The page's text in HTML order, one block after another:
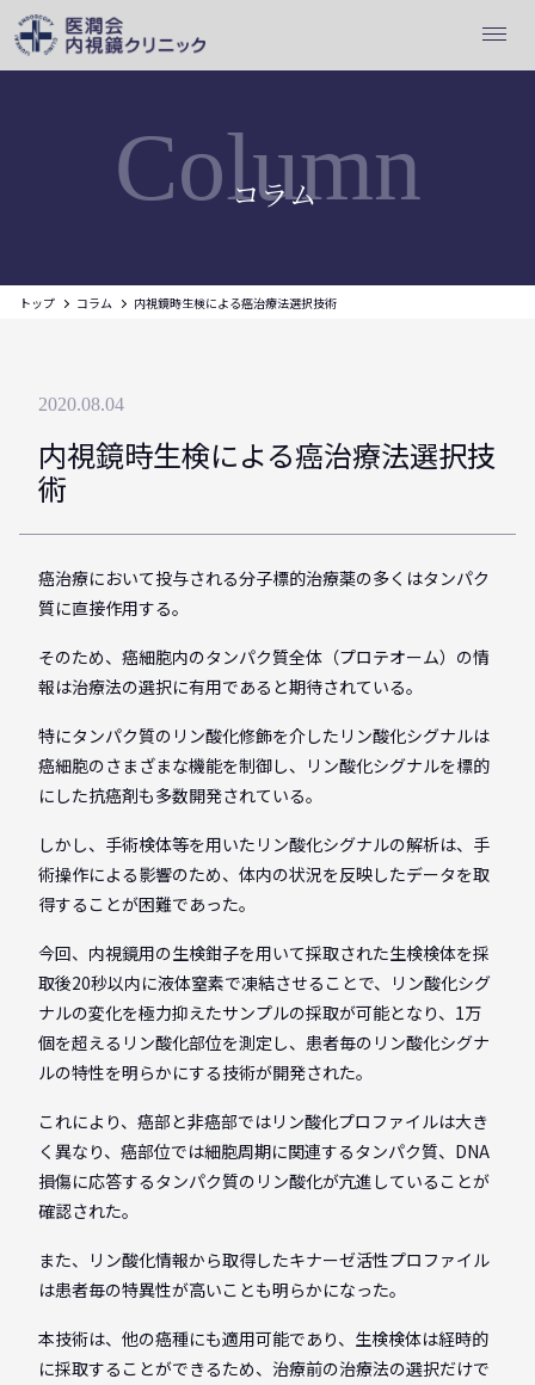
Column
コラム
トップ コラム 内視鏡時生検による癌治療法選択技術
2020.08.04
内視鏡時生検による癌治療法選択技
術
癌治療において投与される分子標的治療薬の多くはタンパク
質に直接作用する。
そのため、癌細胞内のタンパク質全体（プロテオーム）の情
報は治療法の選択に有用であると期待されている。
特にタンパク質のリン酸化修飾を介したリン酸化シグナルは
癌細胞のさまざまな機能を制御し、リン酸化シグナルを標的
にした抗癌剤も多数開発されている。
しかし、手術検体等を用いたリン酸化シグナルの解析は、手
術操作による影響のため、体内の状況を反映したデータを取
得することが困難であった。
今回、内視鏡用の生検鉗子を用いて採取された生検検体を採
取後20秒以内に液体窒素で凍結させることで、リン酸化シグ
ナルの変化を極力抑えたサンプルの採取が可能となり、1万
個を超えるリン酸化部位を測定し、患者毎のリン酸化シグナ
ルの特性を明らかにする技術が開発された。
これにより、癌部と非癌部ではリン酸化プロファイルは大き
く異なり、癌部位では細胞周期に関連するタンパク質、DNA
損傷に応答するタンパク質のリン酸化が亢進していることが
確認された。
また、リン酸化情報から取得したキナーゼ活性プロファイル
は患者毎の特異性が高いことも明らかになった。
本技術は、他の癌種にも適用可能であり、生検検体は経時的
に採取することができるため、治療前の治療法の選択だけで